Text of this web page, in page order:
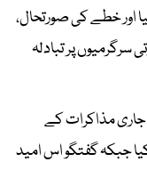
اور خطے کی صورتحال،
سرگرمیوں پر تبادلہ
جاری مذاکرات کے
جبکہ گفتگو اس امید